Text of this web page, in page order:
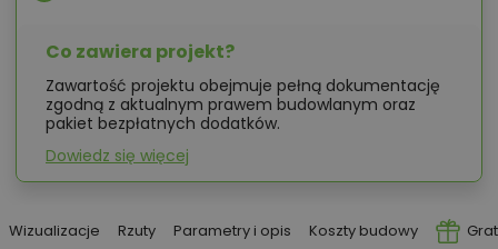
Co zawiera projekt?
Zawartość projektu obejmuje pełną dokumentację
zgodną z aktualnym prawem budowlanym oraz
pakiet bezpłatnych dodatków.
Dowiedz się więcej
Wizualizacje Rzuty Parametry i opis Koszty budowy